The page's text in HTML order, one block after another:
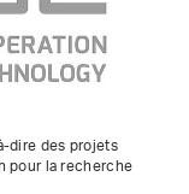
dire des projets
pour la recherche